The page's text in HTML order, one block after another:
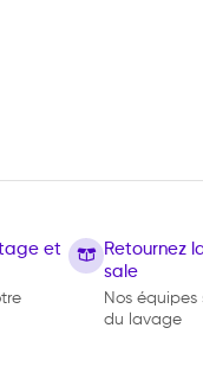
et
Retournez
sale
Nos
du lavage